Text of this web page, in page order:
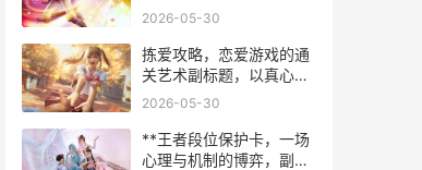
一位老玩家的赛季沉思录
2026-05-30
拣爱攻略，恋爱游戏的通
关艺术副标题，以真心为
钥破译情感谜题
2026-05-30
**王者段位保护卡，一场
心理与机制的博弈，副标